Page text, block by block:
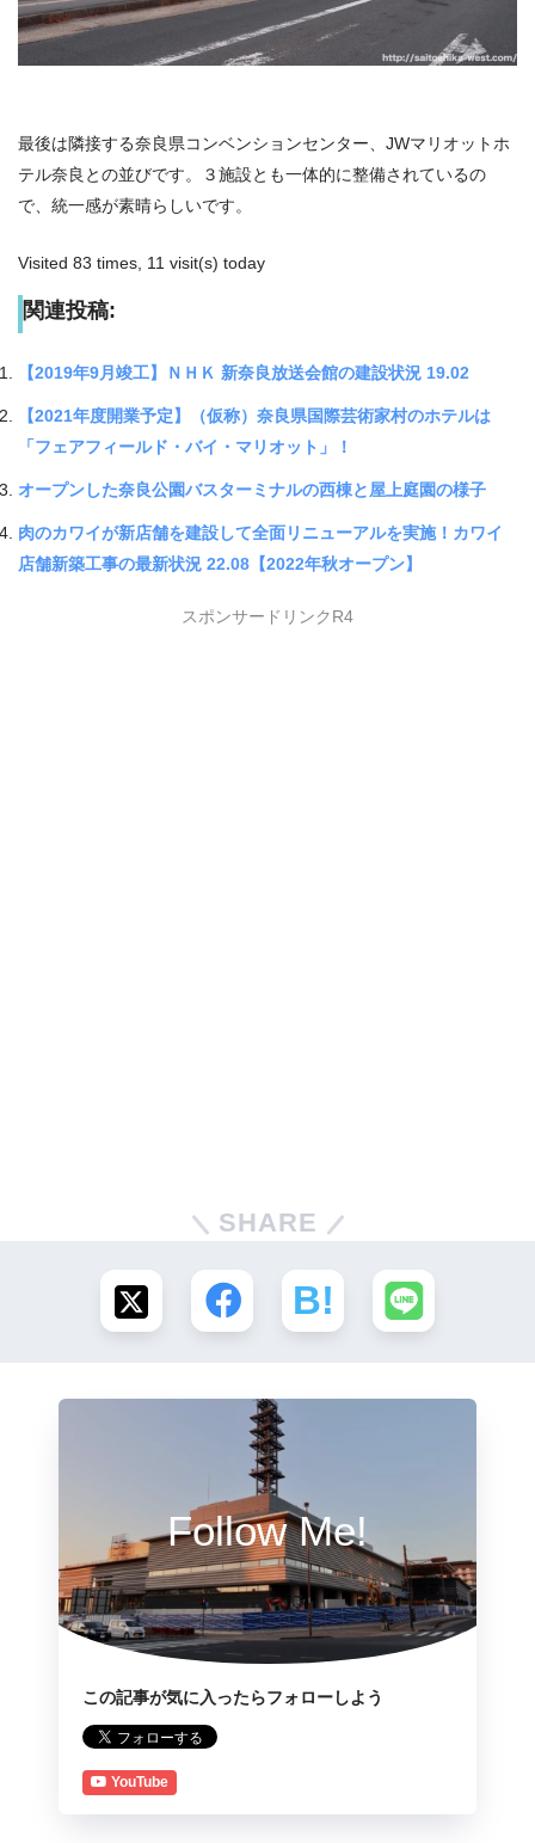
最後は隣接する奈良県コンベンションセンター、JWマリオットホ
テル奈良との並びです。３施設とも一体的に整備されているの
で、統一感が素晴らしいです。
Visited 83 times, 11 visit(s) today
関連投稿:
【2019年9月竣工】ＮＨＫ 新奈良放送会館の建設状況 19.02
【2021年度開業予定】（仮称）奈良県国際芸術家村のホテルは
「フェアフィールド・バイ・マリオット」！
オープンした奈良公園バスターミナルの西棟と屋上庭園の様子
肉のカワイが新店舗を建設して全面リニューアルを実施！カワイ
店舗新築工事の最新状況 22.08【2022年秋オープン】
スポンサードリンクR4
SHARE
Follow Me!
この記事が気に入ったらフォローしよう
YouTube